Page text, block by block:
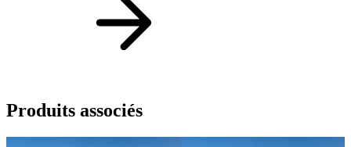
Produits associés